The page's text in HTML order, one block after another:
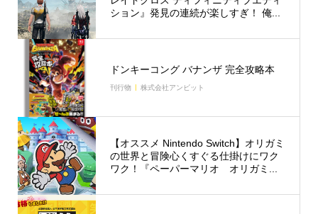
ション』発見の連続が楽しすぎ！ 俺...
ドンキーコング バナンザ 完全攻略本
刊行物 株式会社アンビット
【オススメ Nintendo Switch】オリガミ
の世界と冒険心くすぐる仕掛けにワク
ワク！『ペーパーマリオ オリガミ...